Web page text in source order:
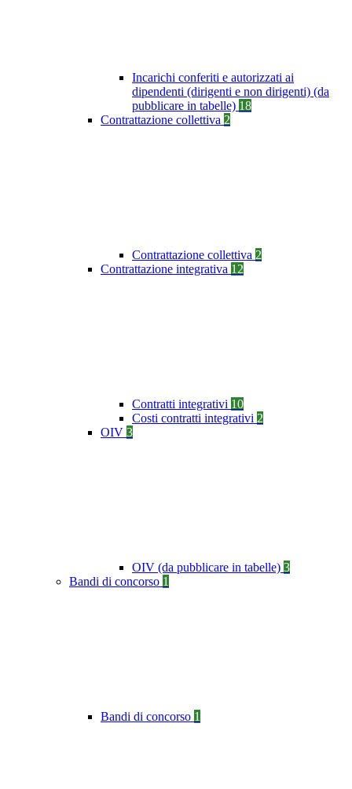
Incarichi conferiti e autorizzati ai
dipendenti (dirigenti e non dirigenti) (da
pubblicare in tabelle) 18
Contrattazione collettiva 2
Contrattazione collettiva 2
Contrattazione integrativa 12
Contratti integrativi 10
Costi contratti integrativi 2
OIV 3
OIV (da pubblicare in tabelle) 3
Bandi di concorso 1
Bandi di concorso 1